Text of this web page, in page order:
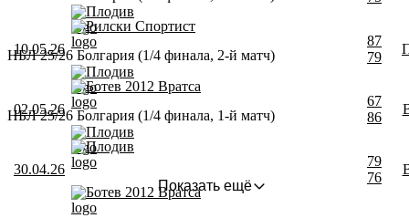
Плодив
10.05.26
Рилски Спортист
Плодив
87
79
НБЛ 25/26 Болгария (1/4 финала, 2-й матч)
02.05.26
Ботев 2012 Вратса
Плодив
67
86
НБЛ 25/26 Болгария (1/4 финала, 1-й матч)
30.04.26
Плодив
Ботев 2012 Вратса
79
76
Показать ещё